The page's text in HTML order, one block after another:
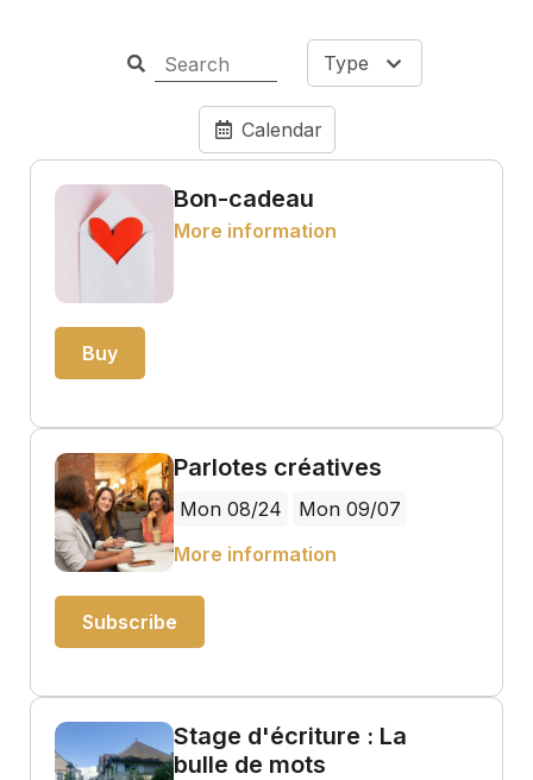
Type
Calendar
Bon-cadeau
More information
Buy
Parlotes créatives
Mon 08/24
Mon 09/07
More information
Subscribe
Stage d'écriture : La
bulle de mots